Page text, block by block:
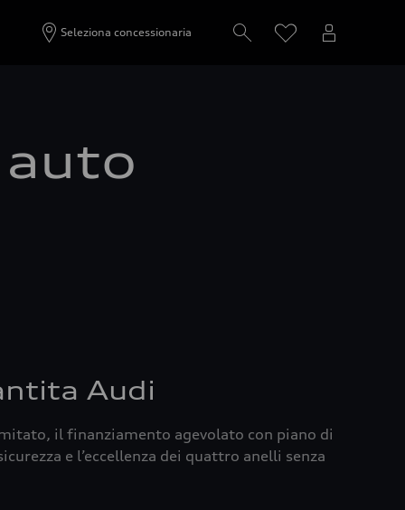
Seleziona concessionaria
Audi
il finanziamento agevolato con piano di
e l’eccellenza dei quattro anelli senza